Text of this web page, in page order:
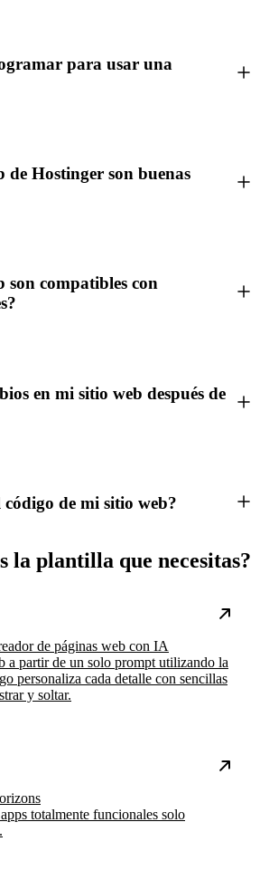
para usar una
de Hostinger son buenas
son compatibles con
en mi sitio web después de
de mi sitio web?
la plantilla que necesitas?
de páginas web con IA
a partir de un solo prompt utilizando la
personaliza cada detalle con sencillas
y soltar.
totalmente funcionales solo